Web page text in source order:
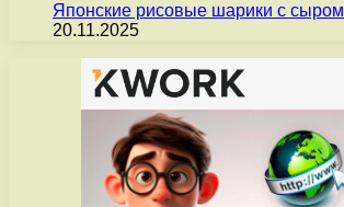
Японские рисовые шарики с сыром
20.11.2025